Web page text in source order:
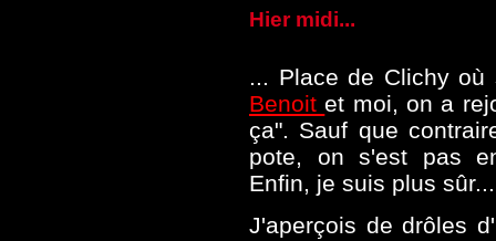
Hier midi...
... Place de Clichy où
Benoitet moi, on a
ça". Sauf que
pote, on s'est pas
Enfin, je suis plus sûr...
J'aperçois de drôles